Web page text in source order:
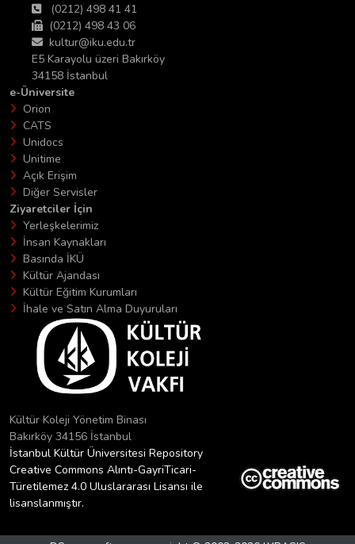
(0212) 498 41 41
(0212) 498 43 06
kultur@iku.edu.tr
E5 Karayolu üzeri Bakırköy
34158 İstanbul
e-Üniversite
Orion
CATS
Unidocs
Unitime
Açık Erişim
Diğer Servisler
Ziyaretciler İçin
Yerleşkelerimiz
İnsan Kaynakları
Basında İKÜ
Kültür Ajandası
Kültür Eğitim Kurumları
İhale ve Satın Alma Duyuruları
Kültür Koleji Yönetim Binası
Bakırköy 34156 İstanbul
İstanbul Kültür Üniversitesi Repository
Creative Commons Alıntı-GayriTicari-
Türetilemez 4.0 Uluslararası Lisansı ile
lisanslanmıştır.